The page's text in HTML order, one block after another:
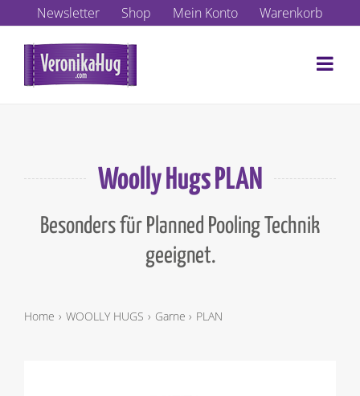
Inhalt
springen
Newsletter Shop Mein Konto Warenkorb
Woolly Hugs PLAN
Besonders für Planned Pooling Technik
geeignet.
Home WOOLLY HUGS Garne PLAN